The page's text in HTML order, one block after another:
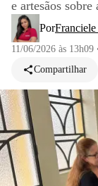
e artesãos
Por
11/06/2026 às 13h09
Compartilhar